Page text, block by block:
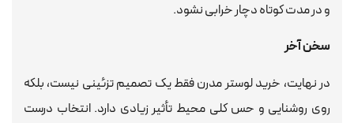
و در مدت کوتاه دچار خرابی نشود.
سخن آخر
در نهایت، خرید لوستر مدرن فقط یک تصمیم تزئینی نیست، بلکه
روی روشنایی و حس کلی محیط تأثیر زیادی دارد. انتخاب درست